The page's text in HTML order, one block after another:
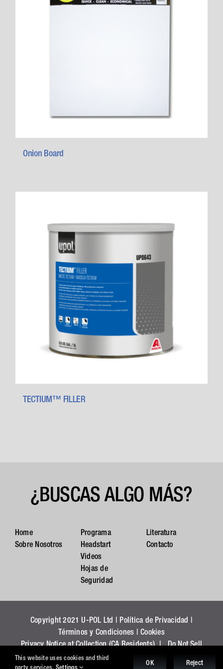
Onion Board
TECTIUM™ FILLER
¿BUSCAS ALGO MÁS?
Home
Sobre Nosotros
Programa
Headstart
Videos
Hojas de
Seguridad
Literatura
Contacto
Copyright 2021 U-POL Ltd | Política de Privacidad
Términos y Condiciones |Cookies
Privacy Notice at Collection (CA Residents)| Do Not Sell
My Personal Information (CA Residents)
This website uses cookies and third
party services. Settings
OK Reject